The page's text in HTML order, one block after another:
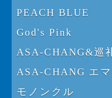
PEACH BLUE
God's Pink
ASA-CHANG&巡
ASA-CHANG エ
モノンクル